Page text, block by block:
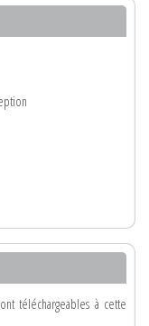
téléchargeables à cette